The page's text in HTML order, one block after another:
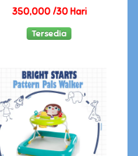
350,000 /30 Hari
Tersedia